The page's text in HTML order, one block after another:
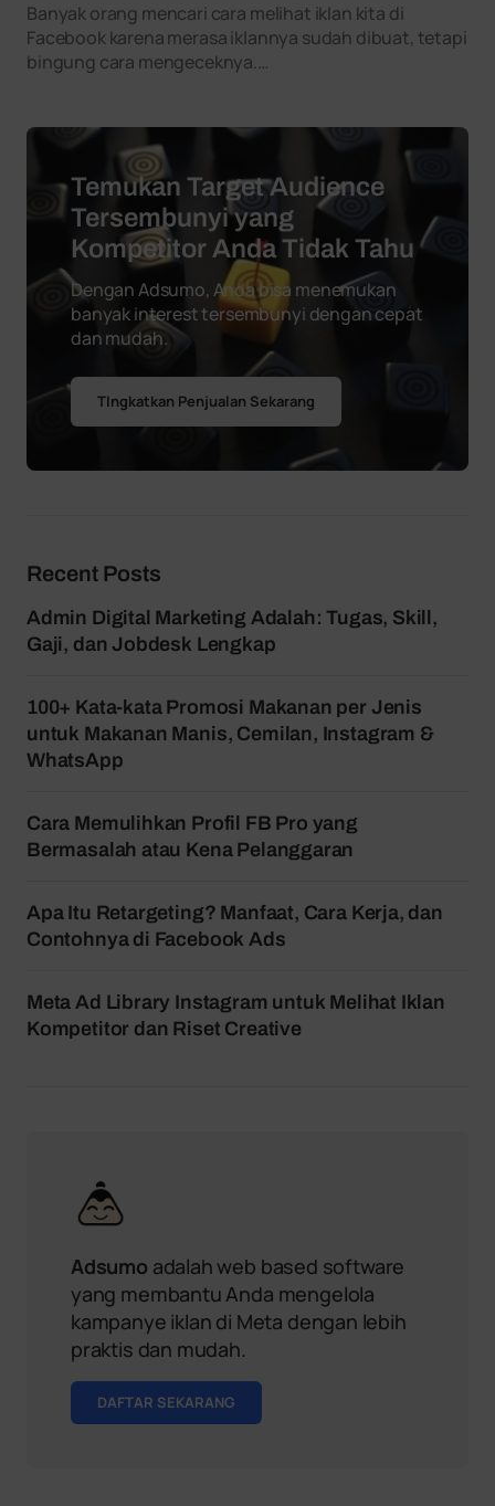
Banyak orang mencari cara melihat iklan kita di
Facebook karena merasa iklannya sudah dibuat, tetapi
bingung cara mengeceknya.…
Temukan Target Audience
Tersembunyi yang
Kompetitor Anda Tidak Tahu
Dengan Adsumo, Anda bisa menemukan
banyak interest tersembunyi dengan cepat
dan mudah.
TIngkatkan Penjualan Sekarang
Recent Posts
Admin Digital Marketing Adalah: Tugas, Skill,
Gaji, dan Jobdesk Lengkap
100+ Kata-kata Promosi Makanan per Jenis
untuk Makanan Manis, Cemilan, Instagram &
WhatsApp
Cara Memulihkan Profil FB Pro yang
Bermasalah atau Kena Pelanggaran
Apa Itu Retargeting? Manfaat, Cara Kerja, dan
Contohnya di Facebook Ads
Meta Ad Library Instagram untuk Melihat Iklan
Kompetitor dan Riset Creative
Adsumo adalah web based software
yang membantu Anda mengelola
kampanye iklan di Meta dengan lebih
praktis dan mudah.
DAFTAR SEKARANG